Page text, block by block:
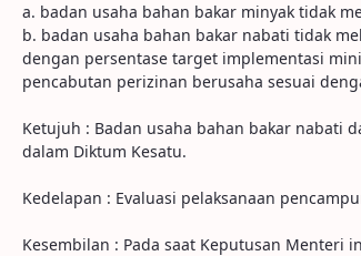
a. badan usaha bahan bakar minyak tidak
b. badan usaha bahan bakar nabati tidak
dengan persentase target implementasi
pencabutan perizinan berusaha sesuai
Ketujuh : Badan usaha bahan bakar nabati
dalam Diktum Kesatu.
Kedelapan : Evaluasi pelaksanaan
Kesembilan : Pada saat Keputusan Menteri